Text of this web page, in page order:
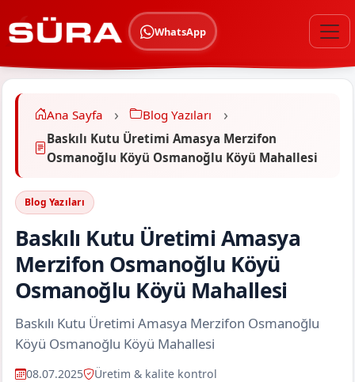
WhatsApp
Ana Sayfa
Blog Yazıları
Baskılı Kutu Üretimi Amasya Merzifon
Osmanoğlu Köyü Osmanoğlu Köyü Mahallesi
Blog Yazıları
Baskılı Kutu Üretimi Amasya
Merzifon Osmanoğlu Köyü
Osmanoğlu Köyü Mahallesi
Baskılı Kutu Üretimi Amasya Merzifon Osmanoğlu
Köyü Osmanoğlu Köyü Mahallesi
08.07.2025
Üretim & kalite kontrol